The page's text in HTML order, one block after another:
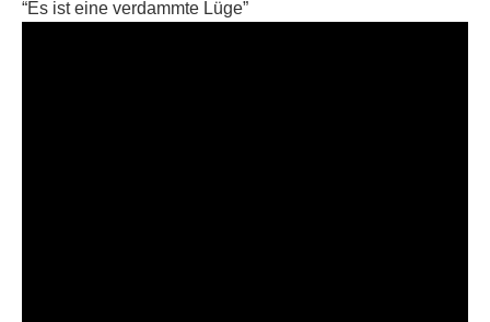
“Es ist eine verdammte Lüge”